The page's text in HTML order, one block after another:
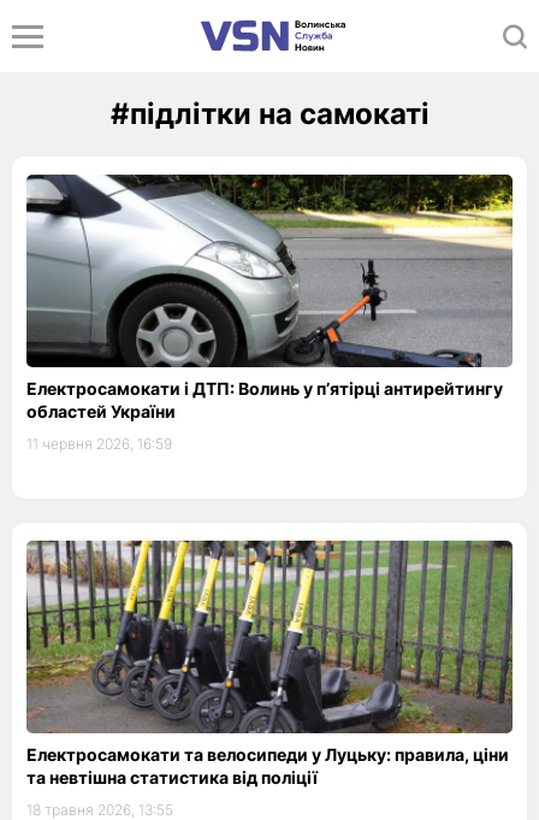
#підлітки на самокаті
Електросамокати і ДТП: Волинь у п’ятірці антирейтингу
областей України
11 червня 2026, 16:59
Електросамокати та велосипеди у Луцьку: правила, ціни
та невтішна статистика від поліції
18 травня 2026, 13:55